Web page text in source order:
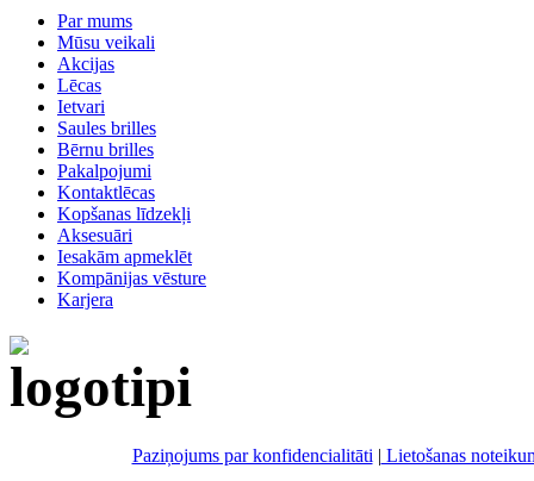
Par mums
Mūsu veikali
Akcijas
Lēcas
Ietvari
Saules brilles
Bērnu brilles
Pakalpojumi
Kontaktlēcas
Kopšanas līdzekļi
Aksesuāri
Iesakām apmeklēt
Kompānijas vēsture
Karjera
Paziņojums par konfidencialitāti | Lietošanas